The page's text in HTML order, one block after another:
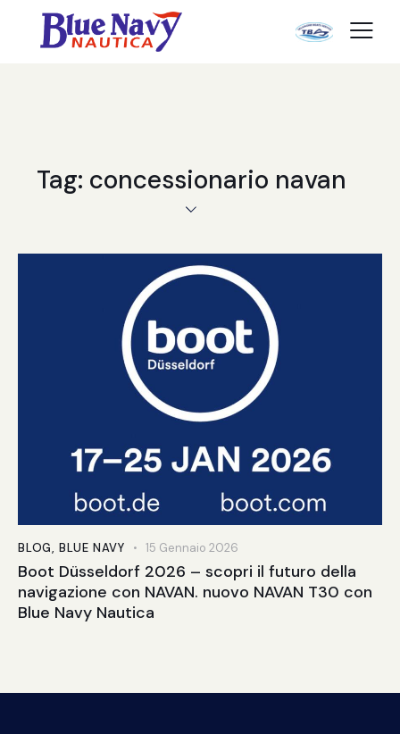
Tag: concessionario navan
BLOG, BLUE NAVY 15 Gennaio 2026
Boot Düsseldorf 2026 – scopri il futuro della
navigazione con NAVAN. nuovo NAVAN T30 con
Blue Navy Nautica